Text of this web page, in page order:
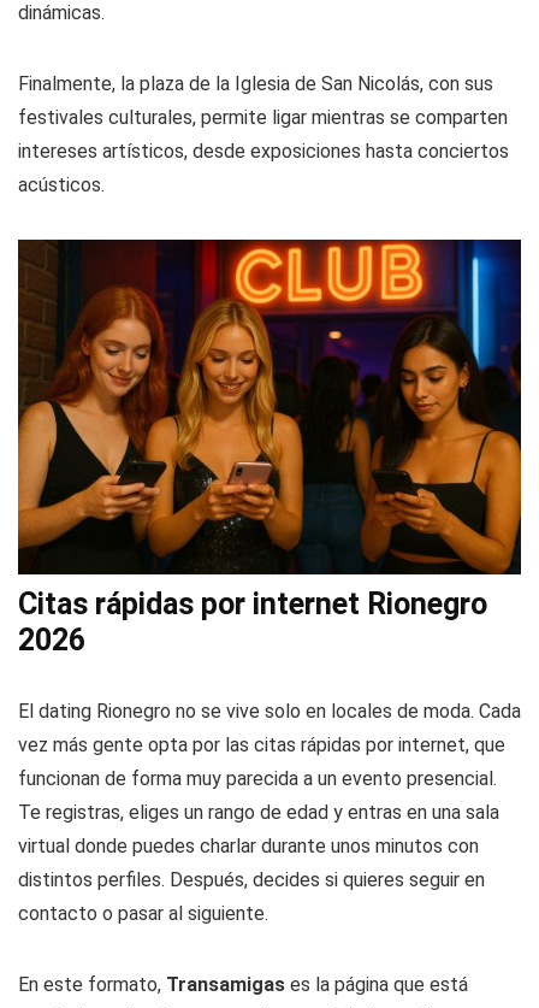
dinámicas.
Finalmente, la plaza de la Iglesia de San Nicolás, con sus
festivales culturales, permite ligar mientras se comparten
intereses artísticos, desde exposiciones hasta conciertos
acústicos.
Citas rápidas por internet Rionegro
2026
El dating Rionegro no se vive solo en locales de moda. Cada
vez más gente opta por las citas rápidas por internet, que
funcionan de forma muy parecida a un evento presencial.
Te registras, eliges un rango de edad y entras en una sala
virtual donde puedes charlar durante unos minutos con
distintos perfiles. Después, decides si quieres seguir en
contacto o pasar al siguiente.
En este formato, Transamigas es la página que está